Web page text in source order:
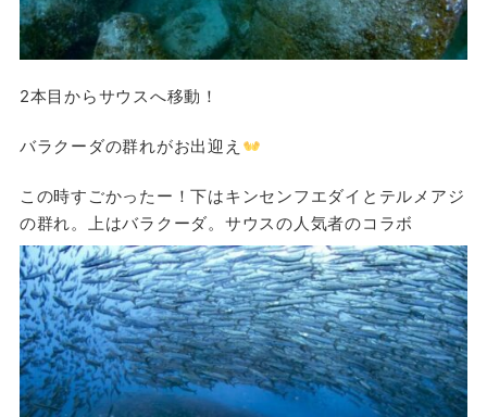
2本目からサウスへ移動！
バラクーダの群れがお出迎え
この時すごかったー！下はキンセンフエダイとテルメアジ
の群れ。上はバラクーダ。サウスの人気者のコラボ